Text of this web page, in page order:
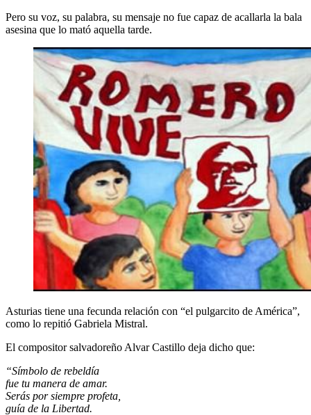
Pero su voz, su palabra, su mensaje no fue capaz de acallarla la bala
asesina que lo mató aquella tarde.
Asturias tiene una fecunda relación con “el pulgarcito de América”,
como lo repitió Gabriela Mistral.
El compositor salvadoreño Alvar Castillo deja dicho que:
“Símbolo de rebeldía
fue tu manera de amar.
Serás por siempre profeta,
guía de la Libertad.